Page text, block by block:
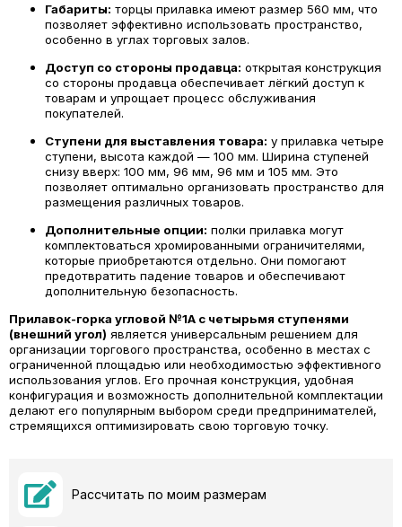
Габариты: торцы прилавка имеют размер 560 мм, что
позволяет эффективно использовать пространство,
особенно в углах торговых залов.
Доступ со стороны продавца: открытая конструкция
со стороны продавца обеспечивает лёгкий доступ к
товарам и упрощает процесс обслуживания
покупателей.
Ступени для выставления товара: у прилавка четыре
ступени, высота каждой — 100 мм. Ширина ступеней
снизу вверх: 100 мм, 96 мм, 96 мм и 105 мм. Это
позволяет оптимально организовать пространство для
размещения различных товаров.
Дополнительные опции: полки прилавка могут
комплектоваться хромированными ограничителями,
которые приобретаются отдельно. Они помогают
предотвратить падение товаров и обеспечивают
дополнительную безопасность.
Прилавок-горка угловой №1А с четырьмя ступенями
(внешний угол) является универсальным решением для
организации торгового пространства, особенно в местах с
ограниченной площадью или необходимостью эффективного
использования углов. Его прочная конструкция, удобная
конфигурация и возможность дополнительной комплектации
делают его популярным выбором среди предпринимателей,
стремящихся оптимизировать свою торговую точку.
Рассчитать по моим размерам